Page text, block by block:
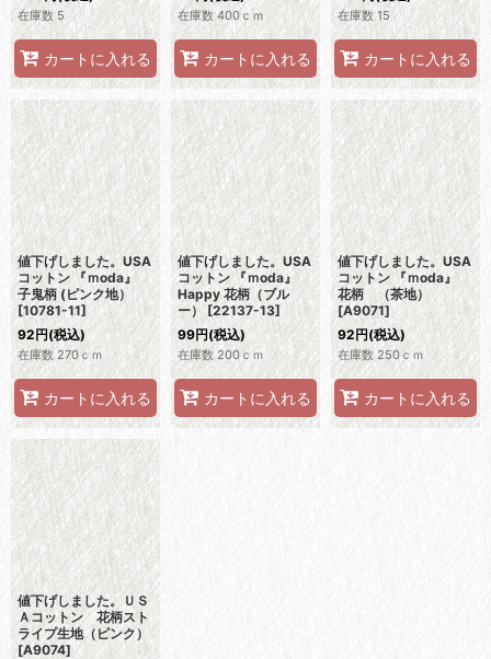
在庫数 5
カートに入れる
在庫数 400ｃｍ
カートに入れる
在庫数 15
カートに入れる
値下げしました。USA
コットン 『ｍoda』
子鬼柄 (ピンク地）
[10781-11]
92円(税込)
在庫数 270ｃｍ
カートに入れる
値下げしました。USA
コットン 『ｍoda』
Happy 花柄（ブル
ー） [22137-13]
99円(税込)
在庫数 200ｃｍ
カートに入れる
値下げしました。USA
コットン 『ｍoda』
花柄 （茶地）
[A9071]
92円(税込)
在庫数 250ｃｍ
カートに入れる
値下げしました。ＵＳ
Ａコットン 花柄スト
ライプ生地（ピンク）
[A9074]